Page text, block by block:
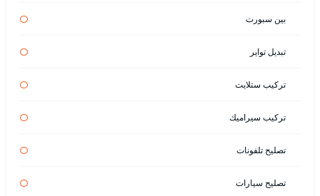
بين سبورت
تبديل تواير
تركيب ستلايت
تركيب سيراميك
تصليح تلفونات
تصليح سيارات